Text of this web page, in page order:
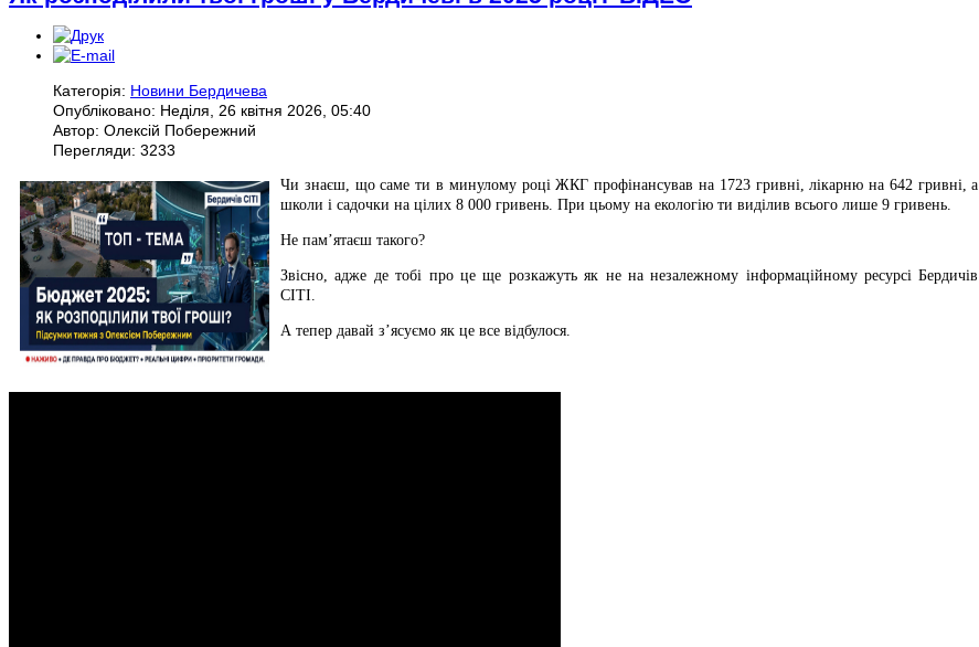
Категорія: Новини Бердичева
Опубліковано: Неділя, 26 квітня 2026, 05:40
Автор: Олексій Побережний
Перегляди: 3233
Чи знаєш, що саме ти в минулому році ЖКГ профінансував на 1723 гривні, лікарню на 642 гривні, а
школи і садочки на цілих 8 000 гривень. При цьому на екологію ти виділив всього лише 9 гривень.
Не пам’ятаєш такого?
Звісно, адже де тобі про це ще розкажуть як не на незалежному інформаційному ресурсі Бердичів
СІТІ.
А тепер давай з’ясуємо як це все відбулося.